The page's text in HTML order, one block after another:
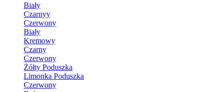
Biały
Czarnyy
Czerwony
Biały
Kremowy
Czarny
Czerwony
Żółty Poduszka
Limonka Poduszka
Czerwony